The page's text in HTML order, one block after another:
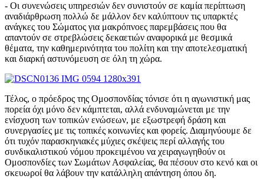
- Οι συνενώσεις υπηρεσιών δεν συνιστούν σε καμία περίπτωση
αναδιάρθρωση πολλώ δε μάλλον δεν καλύπτουν τις υπαρκτές
ανάγκες του Σώματος για μακρόπνοες παρεμβάσεις που θα
απαντούν σε στρεβλώσεις δεκαετιών αναφορικά με θεσμικά
θέματα, την καθημερινότητα του πολίτη και την αποτελεσματική
και διαρκή αστυνόμευση σε όλη τη χώρα.
Τέλος, ο πρόεδρος της Ομοσπονδίας τόνισε ότι η αγωνιστική μας
πορεία όχι μόνο δεν κάμπτεται, αλλά ενδυναμώνεται με την
ενίσχυση των τοπικών ενώσεων, με εξωστρεφή δράση και
συνεργασίες με τις τοπικές κοινωνίες και φορείς. Διαμηνύουμε δε
ότι τυχόν παρασκηνιακές μύχιες σκέψεις περί αλλαγής του
συνδικαλιστικού νόμου προκειμένου να χειραγωγηθούν οι
Ομοσπονδίες των Σωμάτων Ασφαλείας, θα πέσουν στο κενό και οι
σκευωροί θα λάβουν την κατάλληλη απάντηση όπου δη.